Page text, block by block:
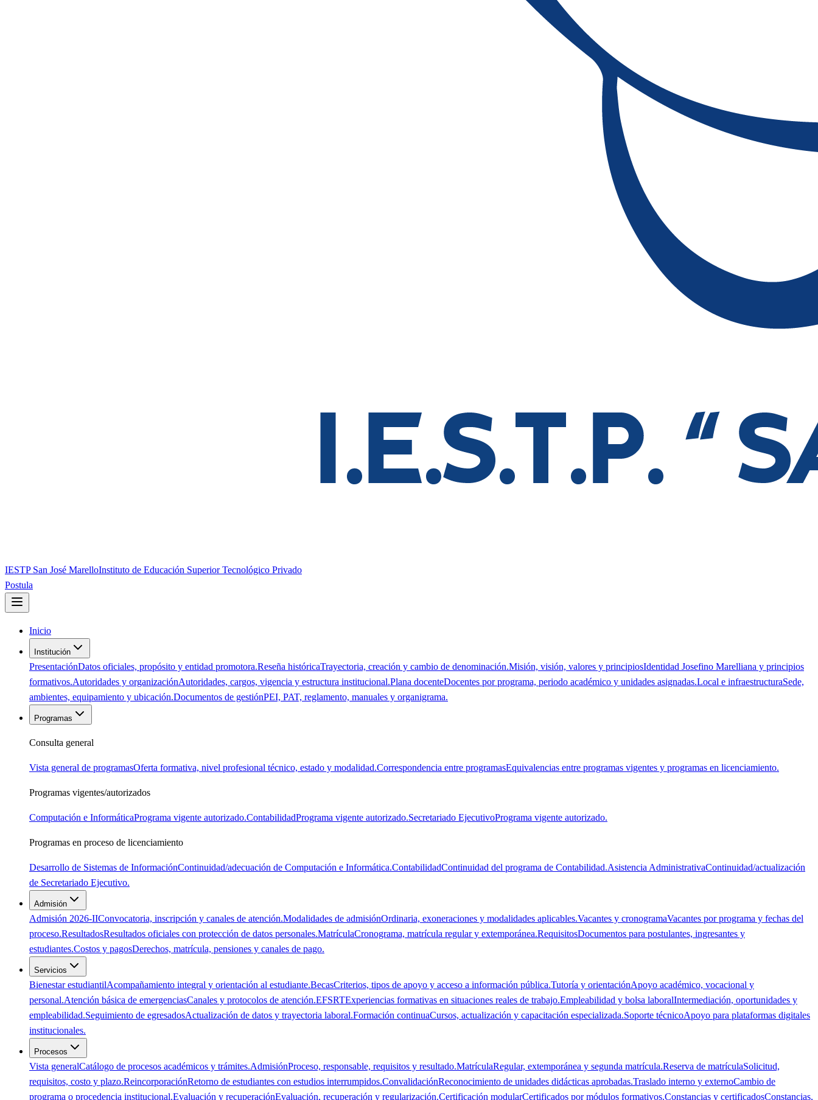
IESTP San José MarelloInstituto de Educación Superior Tecnológico Privado
Postula
Inicio
Institución
PresentaciónDatos oficiales, propósito y entidad promotora.Reseña históricaTrayectoria, creación y cambio de denominación.Misión, visión, valores y principiosIdentidad Josefino Marelliana y principios
formativos.Autoridades y organizaciónAutoridades, cargos, vigencia y estructura institucional.Plana docenteDocentes por programa, periodo académico y unidades asignadas.Local e infraestructuraSede,
ambientes, equipamiento y ubicación.Documentos de gestiónPEI, PAT, reglamento, manuales y organigrama.
Programas
Consulta general
Vista general de programasOferta formativa, nivel profesional técnico, estado y modalidad.Correspondencia entre programasEquivalencias entre programas vigentes y programas en licenciamiento.
Programas vigentes/autorizados
Computación e InformáticaPrograma vigente autorizado.ContabilidadPrograma vigente autorizado.Secretariado EjecutivoPrograma vigente autorizado.
Programas en proceso de licenciamiento
Desarrollo de Sistemas de InformaciónContinuidad/adecuación de Computación e Informática.ContabilidadContinuidad del programa de Contabilidad.Asistencia AdministrativaContinuidad/actualización
de Secretariado Ejecutivo.
Admisión
Admisión 2026-IIConvocatoria, inscripción y canales de atención.Modalidades de admisiónOrdinaria, exoneraciones y modalidades aplicables.Vacantes y cronogramaVacantes por programa y fechas del
proceso.ResultadosResultados oficiales con protección de datos personales.MatrículaCronograma, matrícula regular y extemporánea.RequisitosDocumentos para postulantes, ingresantes y
estudiantes.Costos y pagosDerechos, matrícula, pensiones y canales de pago.
Servicios
Bienestar estudiantilAcompañamiento integral y orientación al estudiante.BecasCriterios, tipos de apoyo y acceso a información pública.Tutoría y orientaciónApoyo académico, vocacional y
personal.Atención básica de emergenciasCanales y protocolos de atención.EFSRTExperiencias formativas en situaciones reales de trabajo.Empleabilidad y bolsa laboralIntermediación, oportunidades y
empleabilidad.Seguimiento de egresadosActualización de datos y trayectoria laboral.Formación continuaCursos, actualización y capacitación especializada.Soporte técnicoApoyo para plataformas digitales
institucionales.
Procesos
Vista generalCatálogo de procesos académicos y trámites.AdmisiónProceso, responsable, requisitos y resultado.MatrículaRegular, extemporánea y segunda matrícula.Reserva de matrículaSolicitud,
requisitos, costo y plazo.ReincorporaciónRetorno de estudiantes con estudios interrumpidos.ConvalidaciónReconocimiento de unidades didácticas aprobadas.Traslado interno y externoCambio de
programa o procedencia institucional.Evaluación y recuperaciónEvaluación, recuperación y regularización.Certificación modularCertificados por módulos formativos.Constancias y certificadosConstancias,